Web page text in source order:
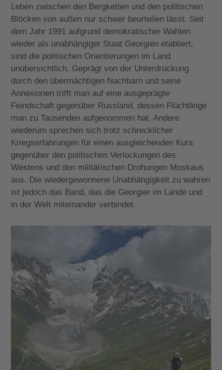
Leben zwischen den Bergketten und den politischen
Blöcken von außen nur schwer beurteilen lässt. Seit
dem Jahr 1991 aufgrund demokratischer Wahlen
wieder als unabhängiger Staat Georgien etabliert,
sind die politischen Orientierungen im Land
unübersichtlich. Geprägt von der Unterdrückung
durch den übermächtigen Nachbarn und seine
Annexionen trifft man auf eine ausgeprägte
Feindschaft gegenüber Russland, dessen Flüchtlinge
man zu Tausenden aufgenommen hat. Andere
wiederum sprechen sich trotz schrecklicher
Kriegserfahrungen für einen ausgleichenden Kurs
gegenüber den politischen Verlockungen des
Westens und den militärischen Drohungen Moskaus
aus. Die wiedergewonnene Unabhängigkeit zu wahren
ist jedoch das Band, das die Georgier im Lande und
in der Welt miteinander verbindet.